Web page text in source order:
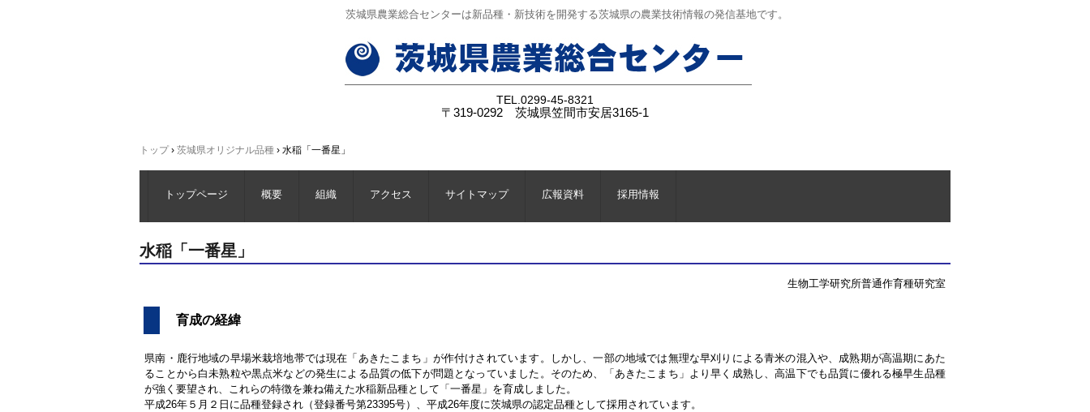
茨城県農業総合センターは新品種・新技術を開発する茨城県の農業技術情報の発信基地です。
TEL. 0299-45-8321
〒319-0292 茨城県笠間市安居3165-1
トップ › 茨城県オリジナル品種 › 水稲「一番星」
トップページ 概要 組織 アクセス サイトマップ 広報資料 採用情報
水稲「一番星」
生物工学研究所普通作育種研究室
育成の経緯
県南・鹿行地域の早場米栽培地帯では現在「あきたこまち」が作付けされています。しかし、一部の地域では無理な早刈りによる青米の混入や、成熟期が高温期にあた
ることから白未熟粒や黒点米などの発生による品質の低下が問題となっていました。そのため、「あきたこまち」より早く成熟し、高温下でも品質に優れる極早生品種
が強く要望され、これらの特徴を兼ね備えた水稲新品種として「一番星」を育成しました。
平成26年５月２日に品種登録され（登録番号第23395号）、平成26年度に茨城県の認定品種として採用されています。